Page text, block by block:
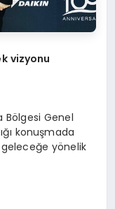
vizyonu
Bölgesi Genel
konuşmada
geleceğe yönelik